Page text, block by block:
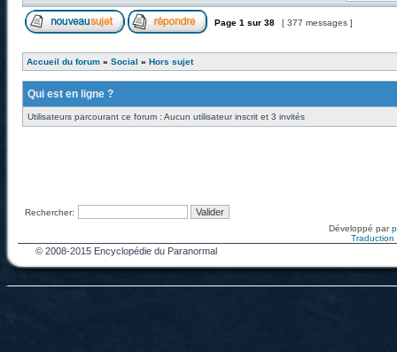
Page 1 sur 38 [ 377 messages ]
Accueil du forum » Social » Hors sujet
Qui est en ligne ?
Utilisateurs parcourant ce forum : Aucun utilisateur inscrit et 3 invités
Rechercher:
Développé par
Traduction
© 2008-2015 Encyclopédie du Paranormal